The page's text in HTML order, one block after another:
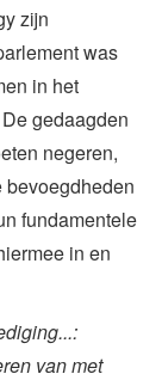
zijn
was
in het
gedaagden
negeren,
bevoegdheden
fundamentele
in en
van met